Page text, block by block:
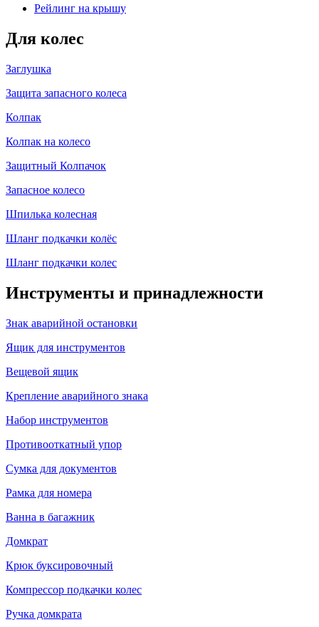
Рейлинг на крышу
Для колес
Заглушка
Защита запасного колеса
Колпак
Колпак на колесо
Защитный Колпачок
Запасное колесо
Шпилька колесная
Шланг подкачки колёс
Шланг подкачки колес
Инструменты и принадлежности
Знак аварийной остановки
Ящик для инструментов
Вещевой ящик
Крепление аварийного знака
Набор инструментов
Противооткатный упор
Сумка для документов
Рамка для номера
Ванна в багажник
Домкрат
Крюк буксировочный
Компрессор подкачки колес
Ручка домкрата